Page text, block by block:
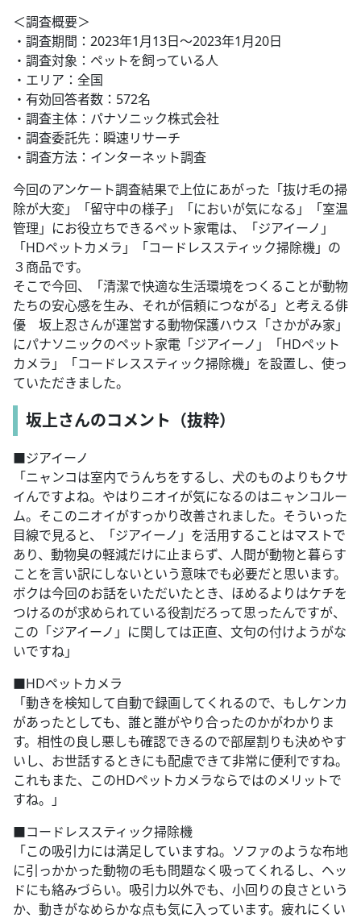
＜調査概要＞
・調査期間：2023年1月13日～2023年1月20日
・調査対象：ペットを飼っている人
・エリア：全国
・有効回答者数：572名
・調査主体：パナソニック株式会社
・調査委託先：瞬速リサーチ
・調査方法：インターネット調査
今回のアンケート調査結果で上位にあがった「抜け毛の掃
除が大変」「留守中の様子」「においが気になる」「室温
管理」にお役立ちできるペット家電は、「ジアイーノ」
「HDペットカメラ」「コードレススティック掃除機」の
３商品です。
そこで今回、「清潔で快適な生活環境をつくることが動物
たちの安心感を生み、それが信頼につながる」と考える俳
優 坂上忍さんが運営する動物保護ハウス「さかがみ家」
にパナソニックのペット家電「ジアイーノ」「HDペット
カメラ」「コードレススティック掃除機」を設置し、使っ
ていただきました。
坂上さんのコメント（抜粋）
■ジアイーノ
「ニャンコは室内でうんちをするし、犬のものよりもクサ
イんですよね。やはりニオイが気になるのはニャンコルー
ム。そこのニオイがすっかり改善されました。そういった
目線で見ると、「ジアイーノ」を活用することはマストで
あり、動物臭の軽減だけに止まらず、人間が動物と暮らす
ことを言い訳にしないという意味でも必要だと思います。
ボクは今回のお話をいただいたとき、ほめるよりはケチを
つけるのが求められている役割だろって思ったんですが、
この「ジアイーノ」に関しては正直、文句の付けようがな
いですね」
■HDペットカメラ
「動きを検知して自動で録画してくれるので、もしケンカ
があったとしても、誰と誰がやり合ったのかがわかりま
す。相性の良し悪しも確認できるので部屋割りも決めやす
いし、お世話するときにも配慮できて非常に便利ですね。
これもまた、このHDペットカメラならではのメリットで
すね。」
■コードレススティック掃除機
「この吸引力には満足していますね。ソファのような布地
に引っかかった動物の毛も問題なく吸ってくれるし、ヘッ
ドにも絡みづらい。吸引力以外でも、小回りの良さという
か、動きがなめらかな点も気に入っています。疲れにくい